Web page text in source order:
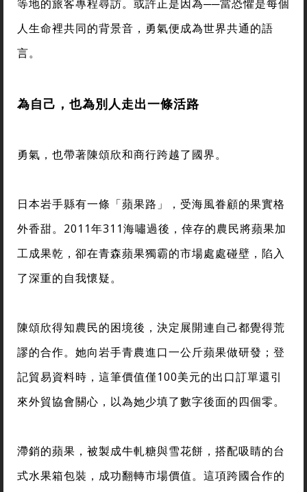
等地的旅客專程尋訪。或許正是因為──當恐懼是每個
人生命裡共同的背景音，勇氣便成為世界共通的語
言。
為自己，也為別人走出一條活路
勇氣，也帶著陳頌欣和商行跨越了國界。
日本岩手縣有一條「蘋果路」，受海風眷顧的果實格
外香甜。2011年311海嘯過後，倖存的農民將蘋果加
工成果乾，卻在青森蘋果獨霸的市場處處碰壁，陷入
了深重的自我懷疑。
陳頌欣得知農民的困境後，決定展開連自己都覺得荒
謬的合作。她向岩手青農進口一公斤蘋果做研發；登
記貿易資料時，這筆價值僅100美元的出口訂單還引
來外貿協會關心，以為她少填了數字後面的四個零。
滯銷的蘋果，被製成牛軋糖與雪花餅，搭配吸睛的台
式水果箱包裝，成功翻轉市場價值。這項跨國合作的